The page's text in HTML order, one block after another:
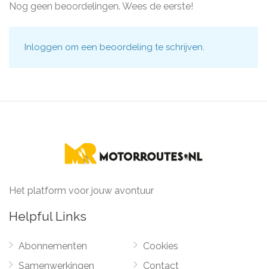
Nog geen beoordelingen. Wees de eerste!
Inloggen om een beoordeling te schrijven.
Het platform voor jouw avontuur
Helpful Links
Abonnementen
Samenwerkingen
Cookies
Contact